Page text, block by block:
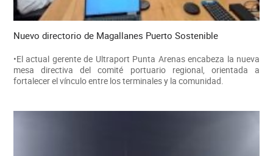
Nuevo directorio de Magallanes Puerto Sostenible
•El actual gerente de Ultraport Punta Arenas encabeza la nueva
mesa directiva del comité portuario regional, orientada a
fortalecer el vínculo entre los terminales y la comunidad.